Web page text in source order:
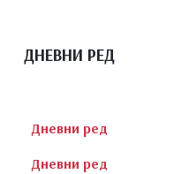
ДНЕВНИ РЕД
Дневни ред
Дневни ред